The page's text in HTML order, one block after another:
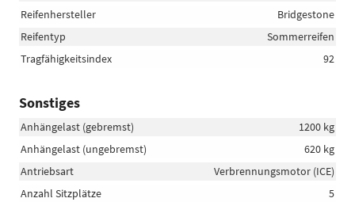
Reifenhersteller
Bridgestone
Reifentyp
Sommerreifen
Tragfähigkeitsindex
92
Sonstiges
Anhängelast (gebremst)
1200 kg
Anhängelast (ungebremst)
620 kg
Antriebsart
Verbrennungsmotor (ICE)
Anzahl Sitzplätze
5